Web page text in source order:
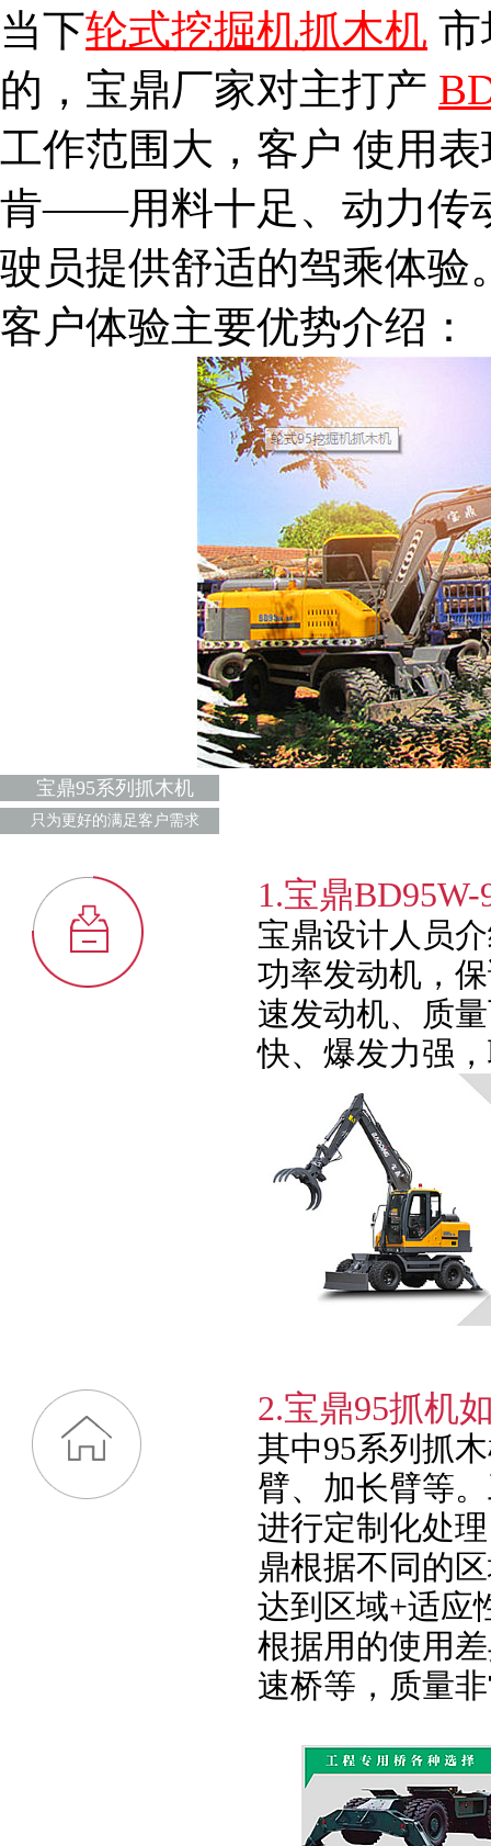
当下轮式挖掘机抓木机 市
的，宝鼎厂家对主打产
工作范围大，客户 使用
肯——用料十足、动力传
驶员提供舒适的驾乘体验
客户体验主要优势介绍：
宝鼎95系列抓木机
只为更好的满足客户需求
1.宝鼎
宝鼎设计人员
功率发动机，
速发动机、质
快、爆发力强
2.宝鼎95抓机
其中95系列抓
臂、加长臂等
进行定制化处
鼎根据不同的
达到区域+适应
根据用的使用
速桥等，质量